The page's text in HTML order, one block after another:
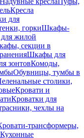
Кресла
для
горкиШкафы-
жилой
секции в
Шкафы для
зонтовКомоды,
Обувницы, тумбы в
столики,
Кровати и
Кроватки для
чехлы на
трансформеры,
Кухонные